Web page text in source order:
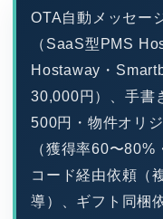
OTA自動メッセー
（SaaS型PMS
Hostaway・
30,000円）、手書
500円・物件オリ
（獲得率60〜
コード経由依頼（
導）、ギフト同梱